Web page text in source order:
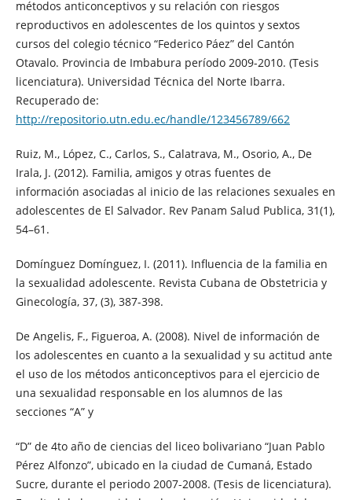
métodos anticonceptivos y su relación con riesgos
reproductivos en adolescentes de los quintos y sextos
cursos del colegio técnico “Federico Páez” del Cantón
Otavalo. Provincia de Imbabura período 2009-2010. (Tesis
licenciatura). Universidad Técnica del Norte Ibarra.
Recuperado de:
http://repositorio.utn.edu.ec/handle/123456789/662
Ruiz, M., López, C., Carlos, S., Calatrava, M., Osorio, A., De
Irala, J. (2012). Familia, amigos y otras fuentes de
información asociadas al inicio de las relaciones sexuales en
adolescentes de El Salvador. Rev Panam Salud Publica, 31(1),
54–61.
Domínguez Domínguez, I. (2011). Influencia de la familia en
la sexualidad adolescente. Revista Cubana de Obstetricia y
Ginecología, 37, (3), 387-398.
De Angelis, F., Figueroa, A. (2008). Nivel de información de
los adolescentes en cuanto a la sexualidad y su actitud ante
el uso de los métodos anticonceptivos para el ejercicio de
una sexualidad responsable en los alumnos de las
secciones “A” y
“D” de 4to año de ciencias del liceo bolivariano “Juan Pablo
Pérez Alfonzo”, ubicado en la ciudad de Cumaná, Estado
Sucre, durante el periodo 2007-2008. (Tesis de licenciatura).